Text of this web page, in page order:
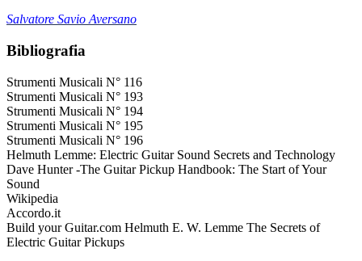
Salvatore Savio Aversano
Bibliografia
Strumenti Musicali N° 116
Strumenti Musicali N° 193
Strumenti Musicali N° 194
Strumenti Musicali N° 195
Strumenti Musicali N° 196
Helmuth Lemme: Electric Guitar Sound Secrets and Technology
Dave Hunter -The Guitar Pickup Handbook: The Start of Your
Sound
Wikipedia
Accordo.it
Build your Guitar.com Helmuth E. W. Lemme The Secrets of
Electric Guitar Pickups